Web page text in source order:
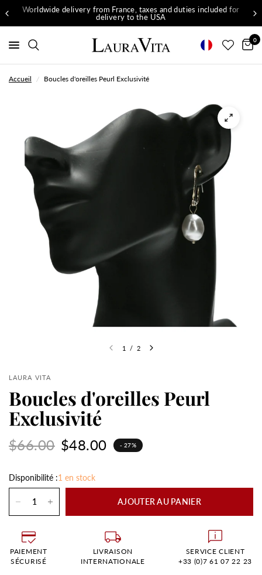
Worldwide delivery from France, taxes and duties included for
delivery to the USA
0
Accueil / Boucles d'oreilles Peurl Exclusivité
1 / 2
LAURA VITA
Boucles d'oreilles Peurl
Exclusivité
$66.00 $48.00 - 27%
Disponibilité :1 en stock
AJOUTER AU PANIER
PAIEMENT
SÉCURISÉ
LIVRAISON
INTERNATIONALE
SERVICE CLIENT
+33 (0)7 61 07 22 23